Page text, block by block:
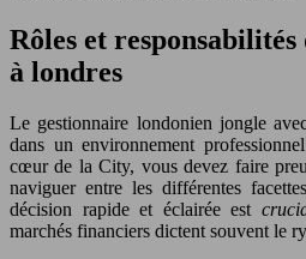
Rôles et
à londres
Le gestionnaire londonien jongle
dans un environnement
cœur de la City, vous devez faire
naviguer entre les différentes
décision rapide et éclairée est
marchés financiers dictent souvent le